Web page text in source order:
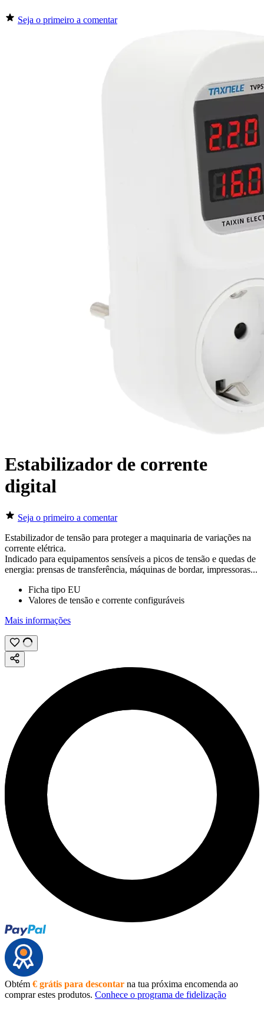
Seja o primeiro a comentar
Estabilizador de corrente
digital
Seja o primeiro a comentar
Estabilizador de tensão para proteger a maquinaria de variações na
corrente elétrica.
Indicado para equipamentos sensíveis a picos de tensão e quedas de
energia: prensas de transferência, máquinas de bordar, impressoras...
Ficha tipo EU
Valores de tensão e corrente configuráveis
Mais informações
Obtém € grátis para descontar na tua próxima encomenda ao
comprar estes produtos. Conhece o programa de fidelização